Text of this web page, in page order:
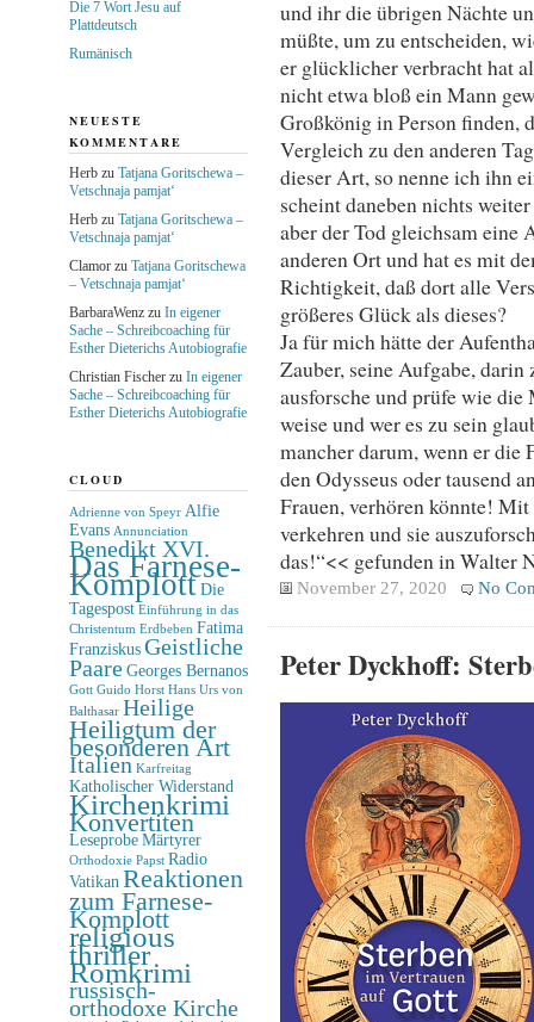
und ihr die übrigen Nächte
müßte, um zu entscheiden,
er glücklicher verbracht hat
nicht etwa bloß ein Mann
Großkönig in Person finden,
Vergleich zu den anderen
dieser Art, so nenne ich ihn
scheint daneben nichts
aber der Tod gleichsam eine
anderen Ort und hat es mit
Richtigkeit, daß dort alle
größeres Glück als dieses?
Ja für mich hätte der
Zauber, seine Aufgabe,
ausforsche und prüfe wie
weise und wer es zu sein
mancher darum, wenn er die
den Odysseus oder tausend
Frauen, verhören könnte!
verkehren und sie
das!“<< gefunden in Walter
November 27, 2020 No
Peter Dyckhoff:
Die 7 Wort Jesu auf
Plattdeutsch
Rumänisch
NEUESTE
KOMMENTARE
Herbzu Tatjana Goritschewa –
Vetschnaja pamjat‘
Herbzu Tatjana Goritschewa –
Vetschnaja pamjat‘
Clamorzu Tatjana Goritschewa
– Vetschnaja pamjat‘
BarbaraWenzzu In eigener
Sache – Schreibcoaching für
Esther Dieterichs Autobiografie
Christian Fischerzu In eigener
Sache – Schreibcoaching für
Esther Dieterichs Autobiografie
CLOUD
Adrienne von Speyr Alfie
Evans Annunciation
Benedikt XVI.
Das Farnese-
Komplott Die
Tagespost Einführung in das
Christentum Erdbeben Fatima
Franziskus Geistliche
Paare Georges Bernanos
Gott Guido Horst Hans Urs von
Balthasar Heilige
Heiligtum der
besonderen Art
Italien Karfreitag
Katholischer Widerstand
Kirchenkrimi
Konvertiten
Leseprobe Märtyrer
Orthodoxie Papst Radio
Vatikan Reaktionen
zum Farnese-
Komplott
religious
thriller
Romkrimi
russisch-
orthodoxe Kirche